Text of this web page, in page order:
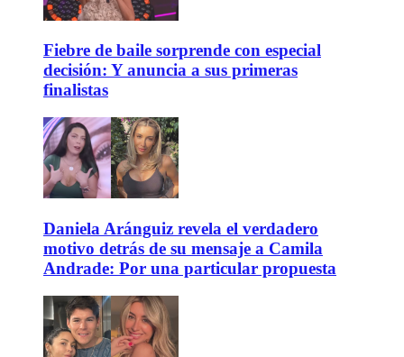
Fiebre de baile sorprende con especial
decisión: Y anuncia a sus primeras
finalistas
Daniela Aránguiz revela el verdadero
motivo detrás de su mensaje a Camila
Andrade: Por una particular propuesta